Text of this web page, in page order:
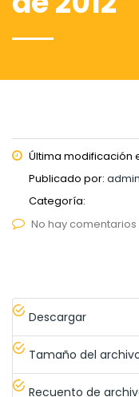
Última modificación
Publicado por:
Categoría:
No hay comentarios
Descargar
Tamaño del
Recuento de